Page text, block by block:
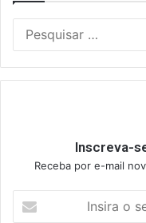
Inscreva-
Receba por e-mail